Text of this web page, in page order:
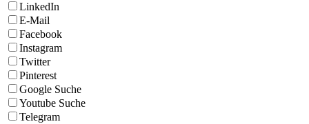
LinkedIn
E-Mail
Facebook
Instagram
Twitter
Pinterest
Google Suche
Youtube Suche
Telegram